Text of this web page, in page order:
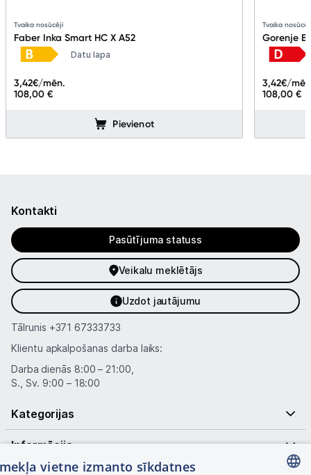
Tvaika nosūcēji
Faber Inka Smart HC X A52
Datu lapa
108,00 €
3,42€/mēn.
Pievienot
Tvaika
Gorenje
108,00 €
3,42€/
Kontakti
Pasūtījuma statuss
Veikalu meklētājs
Uzdot jautājumu
Tālrunis +371 67333733
Klientu apkalpošanas darba laiks:
Darba dienās 8:00 – 21:00,
S., Sv. 9:00 – 18:00
Kategorijas
Informācija
vietne izmanto sīkdatnes